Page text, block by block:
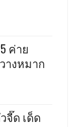
ค่าย
างหมาก
วจี๊ด เด็ด